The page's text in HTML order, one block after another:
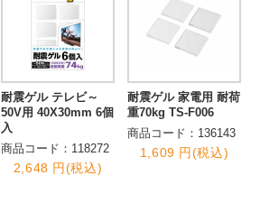
耐震ゲル テレビ～
50V用 40X30mm 6個
入
商品コード：118272
2,648 円(税込)
耐震ゲル 家電用 耐荷
重70kg TS-F006
商品コード：136143
1,609 円(税込)